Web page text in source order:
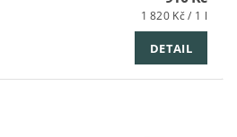
1 820 Kč / 1 l
DETAIL